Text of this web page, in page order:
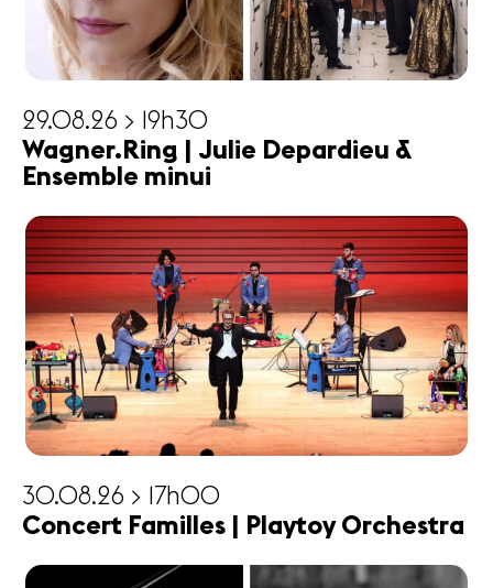
29.08.26 > 19h30
Wagner.Ring | Julie Depardieu &
Ensemble minui
30.08.26 > 17h00
Concert Familles | Playtoy Orchestra